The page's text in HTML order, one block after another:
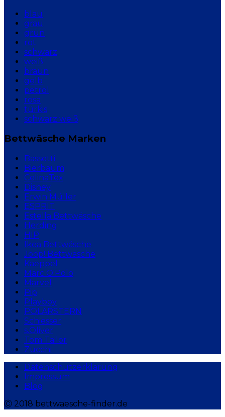
blau
grau
grün
rot
schwarz
weiß
braun
gelb
petrol
rosa
türkis
schwarz weiß
Bettwäsche Marken
Bassetti
Bierbaum
CelinaTex
Disney
Erwin Müller
ESPRIT
Estella Bettwäsche
Herding
HIP
Ikea Bettwäsche
Joop! Bettwäsche
Kaeppel
Marc O'Polo
Marvel
Pip
Playboy
POLARSTERN
Schiesser
s.Oliver
Tom Tailor
Zucchi
Datenschutzerklärung
Impressum
Blog
Ⓒ 2018 bettwaesche-finder.de